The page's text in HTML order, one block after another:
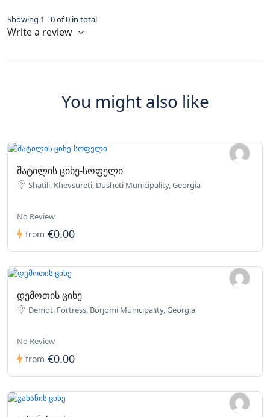
Showing 1 - 0 of 0 in total
Write a review
You might also like
შატილის ციხე-სოფელი
Shatili, Khevsureti, Dusheti Municipality, Georgia
No Review
from €0.00
დემოთის ციხე
Demoti Fortress, Borjomi Municipality, Georgia
No Review
from €0.00